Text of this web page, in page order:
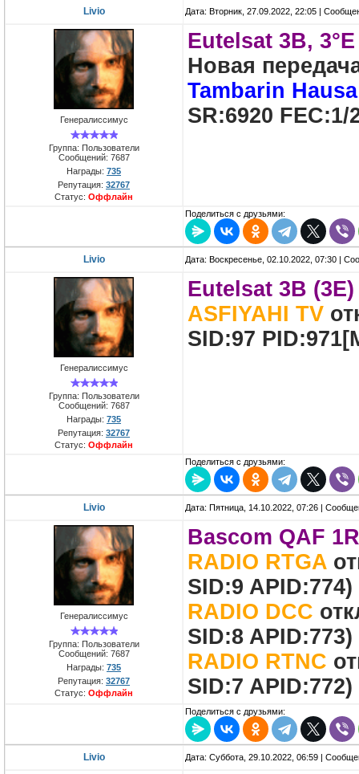
Livio Дата: Вторник, 27.09.2022, 22:05 |
Генералиссимус
Группа: Пользователи
Сообщений: 7687
Награды: 735
Репутация: 32767
Статус: Оффлайн
Eutelsat 3B, 3°E
Новая
Tambarin
SR:6920 FEC:1/
Поделиться с друзьями:
Livio Дата: Воскресенье, 02.10.2022, 07:30 |
Генералиссимус
Группа: Пользователи
Сообщений: 7687
Награды: 735
Репутация: 32767
Статус: Оффлайн
Eutelsat 3B (3E)
ASFIYAHI TV
SID:97
Поделиться с друзьями:
Livio Дата: Пятница, 14.10.2022, 07:26 |
Генералиссимус
Группа: Пользователи
Сообщений: 7687
Награды: 735
Репутация: 32767
Статус: Оффлайн
Bascom QAF
RADIO RTGA
SID:9 APID:774)
RADIO DCC
SID:8 APID:773)
RADIO RTNC
SID:7 APID:772)
Поделиться с друзьями:
Livio Дата: Суббота, 29.10.2022, 06:59 |